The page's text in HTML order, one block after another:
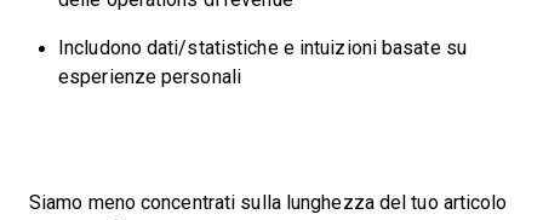
Includono dati/statistiche eintuizioni basate su
esperienze personali
Siamo meno concentrati sulla lunghezza del tuo articolo